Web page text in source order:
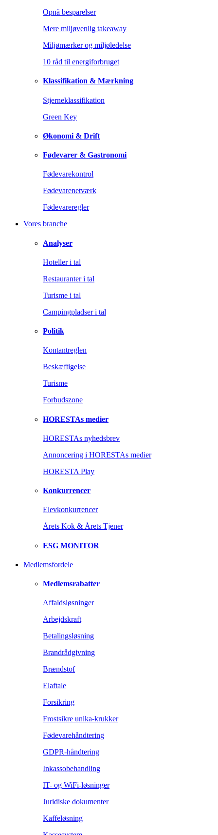
Opnå besparelser
Mere miljøvenlig takeaway
Miljømærker og miljøledelse
10 råd til energiforbruget
Klassifikation & Mærkning
Stjerneklassifikation
Green Key
Økonomi & Drift
Fødevarer & Gastronomi
Fødevarekontrol
Fødevarenetværk
Fødevareregler
Vores branche
Analyser
Hoteller i tal
Restauranter i tal
Turisme i tal
Campingpladser i tal
Politik
Kontantreglen
Beskæftigelse
Turisme
Forbudszone
HORESTAs medier
HORESTAs nyhedsbrev
Annoncering i HORESTAs medier
HORESTA Play
Konkurrencer
Elevkonkurrencer
Årets Kok & Årets Tjener
ESG MONITOR
Medlemsfordele
Medlemsrabatter
Affaldsløsninger
Arbejdskraft
Betalingsløsning
Brandrådgivning
Brændstof
Elaftale
Forsikring
Frostsikre unika-krukker
Fødevarehåndtering
GDPR-håndtering
Inkassobehandling
IT- og WiFi-løsninger
Juridiske dokumenter
Kaffeløsning